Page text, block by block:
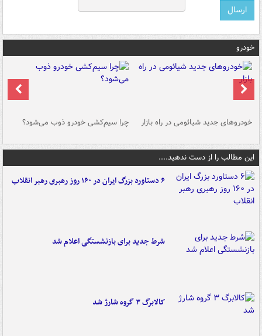
خودرو
خودروهای جدید شیائومی در راه بازار چرا سیم‌کشی خودرو ذوب می‌شود؟
این مطالب را از دست ندهید....
۶ دستاورد بزرگ ایران در ۱۶۰ روز رهبری رهبر انقلاب
شرط جدید برای بازنشستگی اعلام شد
کالابرگ ۳ گروه شارژ شد